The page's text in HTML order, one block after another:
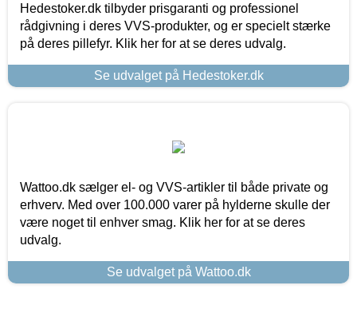
Hedestoker.dk tilbyder prisgaranti og professionel
rådgivning i deres VVS-produkter, og er specielt stærke
på deres pillefyr. Klik her for at se deres udvalg.
Se udvalget på Hedestoker.dk
Wattoo.dk sælger el- og VVS-artikler til både private og
erhverv. Med over 100.000 varer på hylderne skulle der
være noget til enhver smag. Klik her for at se deres
udvalg.
Se udvalget på Wattoo.dk